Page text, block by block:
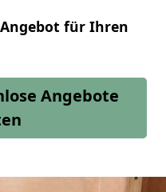
Angebot für Ihren
Angebote